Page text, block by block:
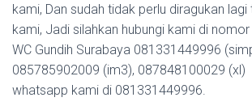
kami, Dan sudah tidak perlu diragukan
kami, Jadi silahkan hubungi kami di
WC Gundih Surabaya 081331449996
085785902009 (im3), 087848100029 (xl)
whatsapp kami di 081331449996.